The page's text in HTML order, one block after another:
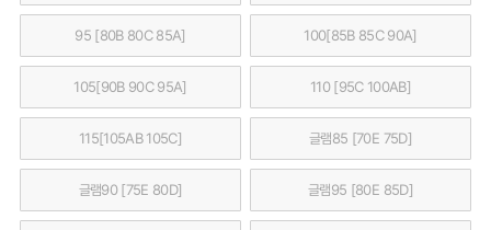
95 [80B 80C 85A] 100[85B 85C 90A]
105[90B 90C 95A] 110 [95C 100AB]
115[105AB 105C] 글램85 [70E 75D]
글램90 [75E 80D] 글램95 [80E 85D]